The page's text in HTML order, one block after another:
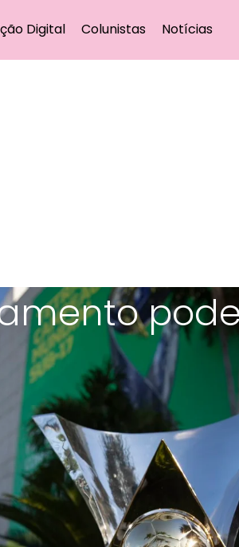
Digital Colunistas Notícias